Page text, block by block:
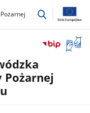
przejdź
okno
Pożarnej